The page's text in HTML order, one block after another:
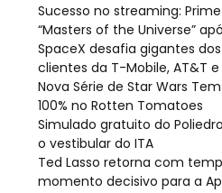
Sucesso no streaming:
“Masters of the Universe”
SpaceX desafia gigantes
clientes da T-Mobile, AT&T e
Nova Série de Star Wars
100% no Rotten Tomatoes
Simulado gratuito do
o vestibular do ITA
Ted Lasso retorna com
momento decisivo para a